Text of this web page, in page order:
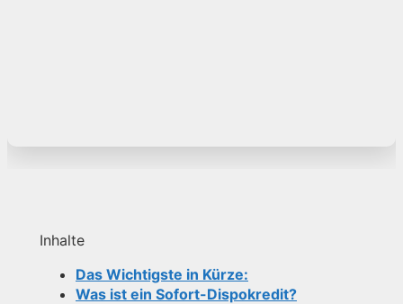
Inhalte
Das Wichtigste in Kürze:
Was ist ein Sofort-Dispokredit?